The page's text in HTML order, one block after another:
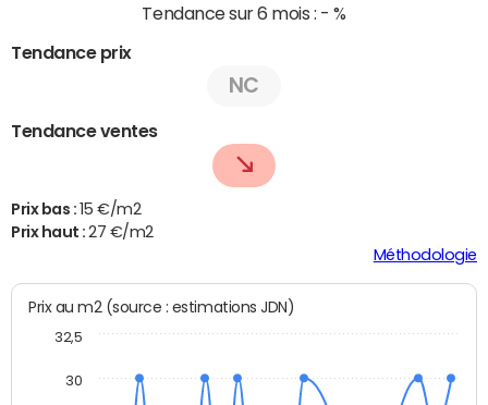
Tendance sur 6 mois : - %
Tendance prix
NC
Tendance ventes
Prix bas : 15 €/m2
Prix haut :27 €/m2
Méthodologie
Prix au m2 (source : estimations JDN)
30
32,5